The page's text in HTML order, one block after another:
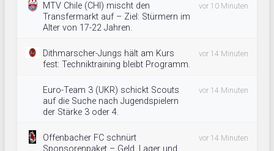
MTV Chile (CHI) mischt den
Transfermarkt auf – Ziel: Stürmern im
Alter von 17-22 Jahren.
vor 10 Minuten
Dithmarscher-Jungs hält am Kurs
fest: Techniktraining bleibt Programm.
vor 14 Minuten
Euro-Team 3 (UKR) schickt Scouts
auf die Suche nach Jugendspielern
der Stärke 3 oder 4.
vor 14 Minuten
Offenbacher FC schnürt
vor 14 Minuten